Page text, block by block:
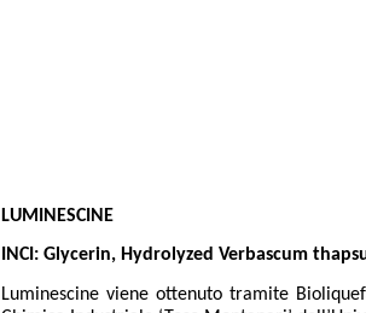
LUMINESCINE
INCI: Glycerin, Hydrolyzed Verbascum
Luminescine viene ottenuto tramite